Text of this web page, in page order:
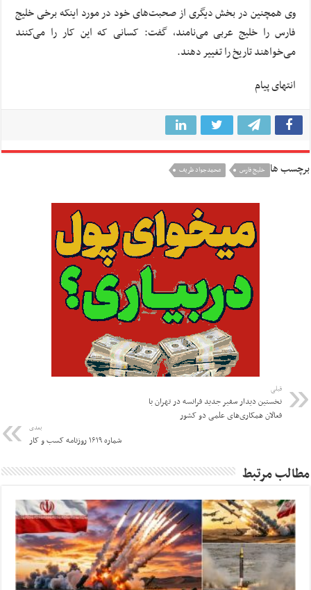
وی همچنین در بخش دیگری از صحبت‌های خود در مورد اینکه برخی خلیج
فارس را خلیج عربی می‌نامند، گفت: کسانی که این کار را می‌کنند
می‌خواهند تاریخ را تغییر دهند.
انتهای پیام
برچسب ها خليج فارس محمدجواد ظريف
قبلی
نخستین دیدار سفیر جدید فرانسه در تهران با
فعالان همکاری‌های علمی دو کشور
بعدی
شماره ۱۶۱۹ روزنامه کسب و کار
مطالب مرتبط